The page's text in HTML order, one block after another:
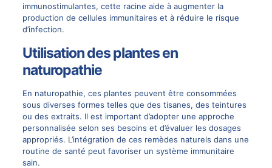
immunostimulantes, cette racine aide à augmenter la
production de cellules immunitaires et à réduire le risque
d’infection.
Utilisation des plantes en
naturopathie
En naturopathie, ces plantes peuvent être consommées
sous diverses formes telles que des tisanes, des teintures
ou des extraits. Il est important d’adopter une approche
personnalisée selon ses besoins et d’évaluer les dosages
appropriés. L’intégration de ces remèdes naturels dans une
routine de santé peut favoriser un système immunitaire
sain.